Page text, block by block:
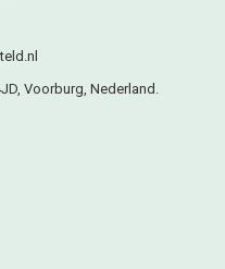
Voorburg, Nederland.